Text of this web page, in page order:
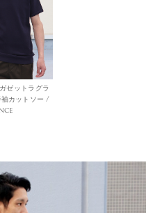
ゼットラグラ
袖カットソー /